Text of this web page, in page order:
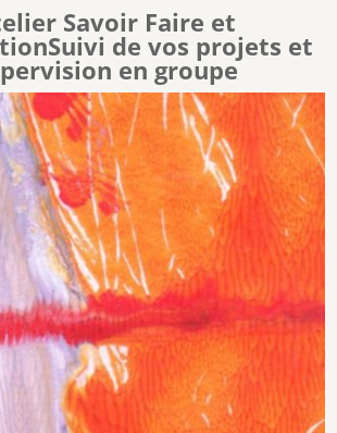
Savoir Faire et
de vos projets et
en groupe